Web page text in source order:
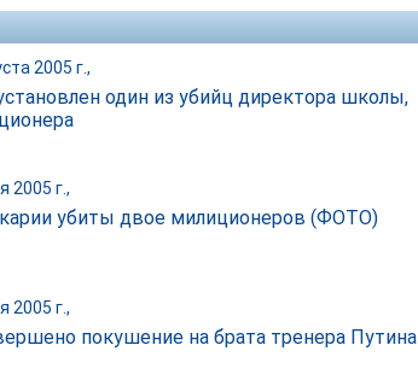
2005 г.,
один из убийц директора школы,
2005 г.,
убиты двое милиционеров (ФОТО)
2005 г.,
покушение на брата тренера Путина